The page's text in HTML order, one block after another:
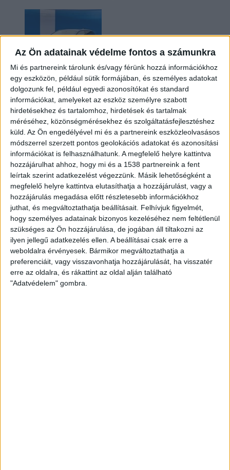
Az Ön adatainak védelme fontos a számunkra
Mi és partnereink tárolunk és/vagy férünk hozzá információkhoz
egy eszközön, például sütik formájában, és személyes adatokat
dolgozunk fel, például egyedi azonosítókat és standard
információkat, amelyeket az eszköz személyre szabott
hirdetésekhez és tartalomhoz, hirdetések és tartalmak
méréséhez, közönségmérésekhez és szolgáltatásfejlesztéshez
küld. Az Ön engedélyével mi és a partnereink eszközleolvasásos
módszerrel szerzett pontos geolokációs adatokat és azonosítási
információkat is felhasználhatunk. A megfelelő helyre kattintva
hozzájárulhat ahhoz, hogy mi és a 1538 partnereink a fent
leírtak szerint adatkezelést végezzünk. Másik lehetőségként a
megfelelő helyre kattintva elutasíthatja a hozzájárulást, vagy a
hozzájárulás megadása előtt részletesebb információkhoz
juthat, és megváltoztathatja beállításait. Felhívjuk figyelmét,
hogy személyes adatainak bizonyos kezeléséhez nem feltétlenül
szükséges az Ön hozzájárulása, de jogában áll tiltakozni az
ilyen jellegű adatkezelés ellen. A beállításai csak erre a
weboldalra érvényesek. Bármikor megváltoztathatja a
preferenciáit, vagy visszavonhatja hozzájárulását, ha visszatér
erre az oldalra, és rákattint az oldal alján található
"Adatvédelem" gombra.
Kilencmillió alatt indul a legolcsóbb elektromos
Volkswagen
Hoppon maradtak a villanyautós támogatási
program utolsó pályázói